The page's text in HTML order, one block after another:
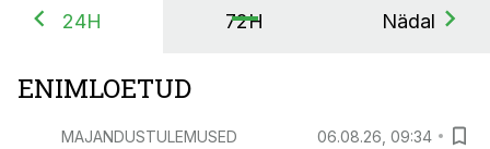
24H 72H Nädal
ENIMLOETUD
MAJANDUSTULEMUSED 06.08.26, 09:34